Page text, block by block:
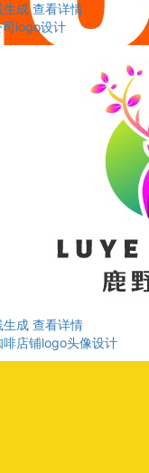
生成 查看详情
司logo设计
生成 查看详情
啡店铺logo头像设计